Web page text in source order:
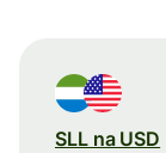
SLL na USD